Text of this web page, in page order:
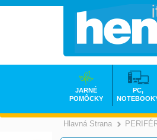
Hlavná Strana
JARNÉ
POMÔCKY
PC,